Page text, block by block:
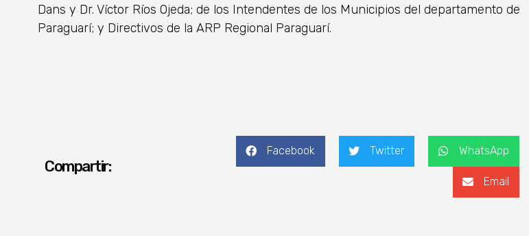
Dans y Dr. Víctor Ríos Ojeda; de los Intendentes de los Municipios del departamento de
Paraguarí; y Directivos de la ARP Regional Paraguarí.
Compartir:
Facebook Twitter WhatsApp
Email